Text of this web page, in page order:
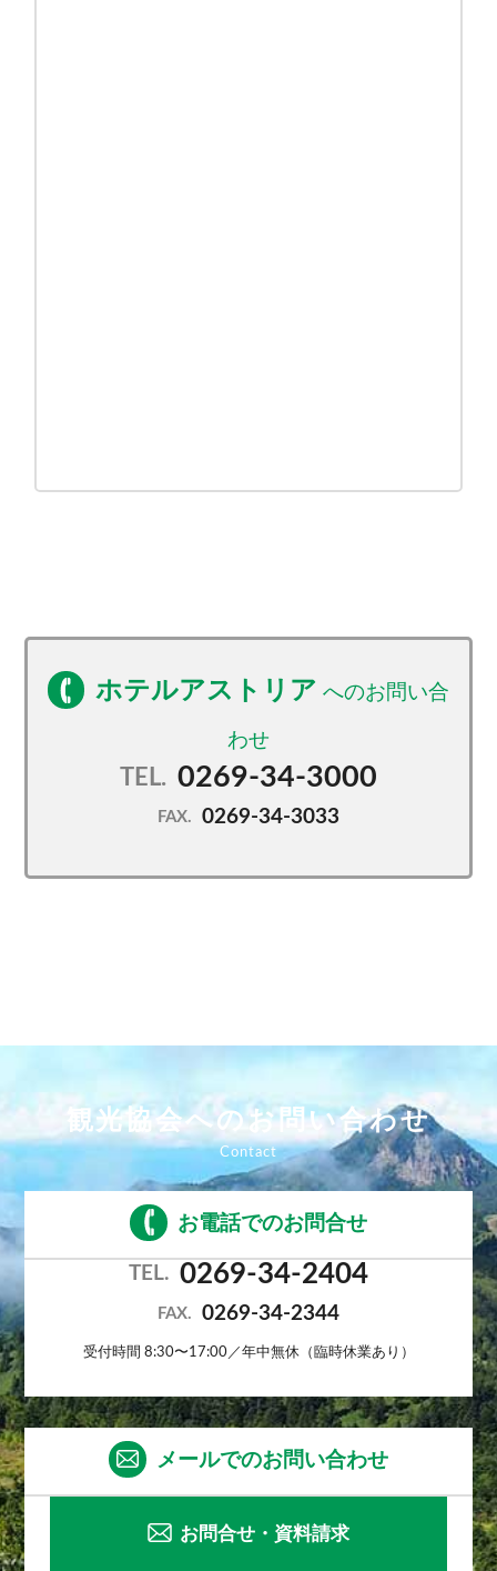
ホテルアストリア
TEL. 0269-34-3000
FAX. 0269-34-3033
観光協会へのお問い合わせ
お電話でのお問合せ
TEL. 0269-34-2404
FAX. 0269-34-2344
受付時間 8:30〜17:00／年中無休（臨時休業あり）
メールでのお問い合わせ
お問合せ・資料請求